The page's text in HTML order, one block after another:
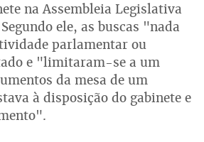
na Assembleia Legislativa
ele, as buscas "nada
parlamentar ou
e "limitaram-se a um
da mesa de um
à disposição do gabinete e